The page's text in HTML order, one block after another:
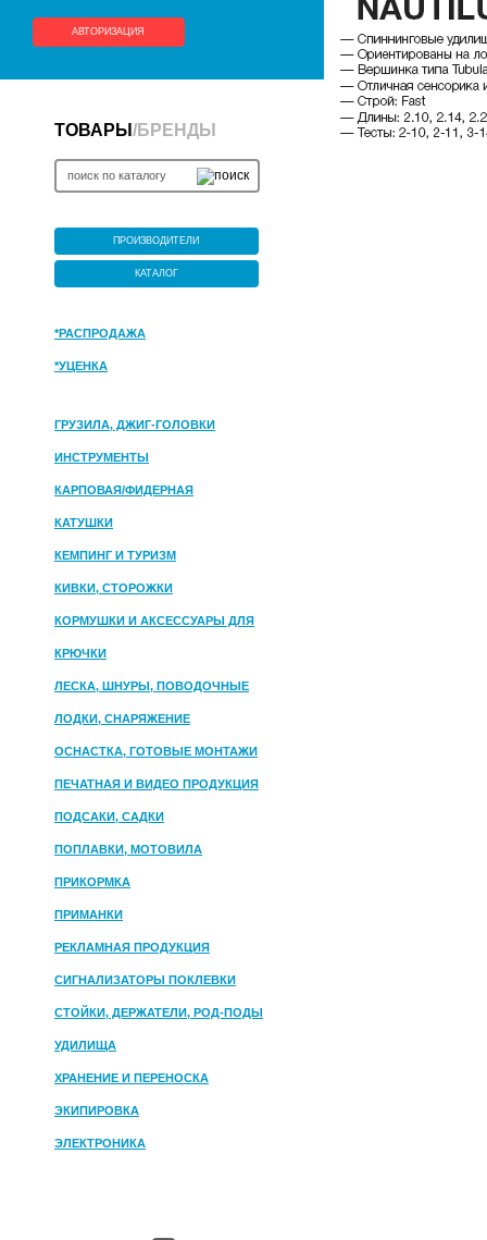
АВТОРИЗАЦИЯ
ТОВАРЫ /БРЕНДЫ
ПРОИЗВОДИТЕЛИ
КАТАЛОГ
*РАСПРОДАЖА
*УЦЕНКА
ГРУЗИЛА, ДЖИГ-ГОЛОВКИ
ИНСТРУМЕНТЫ
КАРПОВАЯ/ФИДЕРНАЯ
КАТУШКИ
КЕМПИНГ И ТУРИЗМ
КИВКИ, СТОРОЖКИ
КОРМУШКИ И АКСЕССУАРЫ ДЛЯ
ПРИКОРМКИ
КРЮЧКИ
ЛЕСКА, ШНУРЫ, ПОВОДОЧНЫЕ
МАТЕРИАЛЫ
ЛОДКИ, СНАРЯЖЕНИЕ
ОСНАСТКА, ГОТОВЫЕ МОНТАЖИ
ПЕЧАТНАЯ И ВИДЕО ПРОДУКЦИЯ
ПОДСАКИ, САДКИ
ПОПЛАВКИ, МОТОВИЛА
ПРИКОРМКА
ПРИМАНКИ
РЕКЛАМНАЯ ПРОДУКЦИЯ
СИГНАЛИЗАТОРЫ ПОКЛЕВКИ
СТОЙКИ, ДЕРЖАТЕЛИ, РОД-ПОДЫ
УДИЛИЩА
ХРАНЕНИЕ И ПЕРЕНОСКА
ЭКИПИРОВКА
ЭЛЕКТРОНИКА